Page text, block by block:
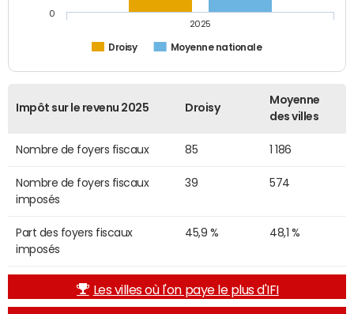
Droisy Moyenne nationale
2025
0
Impôt sur le revenu 2025 Droisy
Moyenne
des villes
Nombre de foyers fiscaux 85 1 186
Nombre de foyers fiscaux
imposés
39 574
Part des foyers fiscaux
imposés
45,9 % 48,1 %
Les villes où l'on paye le plus d'IFI